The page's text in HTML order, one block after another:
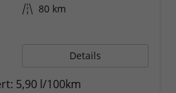
Kilometerstand 80 km
Details
5,90 l/100km